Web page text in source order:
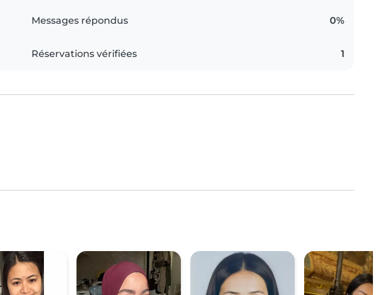
Messages répondus 0%
Réservations vérifiées 1